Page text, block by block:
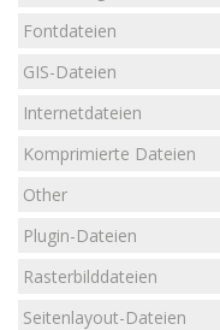
Fontdateien
GIS-Dateien
Internetdateien
Komprimierte Dateien
Other
Plugin-Dateien
Rasterbilddateien
Seitenlayout-Dateien